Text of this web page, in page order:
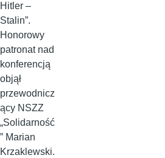
Hitler –
Stalin”.
Honorowy
patronat nad
konferencją
objął
przewodnicz
ący NSZZ
„Solidarność
” Marian
Krzaklewski.